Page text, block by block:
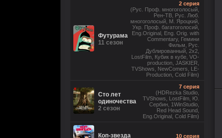
80
1 2 3 4 5
Футурама
11 сезон
2 серия
(Рус. Проф. многоголосый,
Рен-ТВ, Рус. Люб.
многоголосый, М. Яроцкий,
Укр. Проф. багатоголосий,
Eng.Original, Eng. Orig. with
Commentary, Гемини
Фильм, Рус.
Дублированный, 2x2,
LostFilm, Кубик в кубе, VO-
production, JASKIER,
TVShows, NewComers, LE-
Production, Cold Film)
Сто лет
одиночества
2 сезон
7 серия
(HDRezka Studio,
TVShows, LostFilm, Ю.
Сербин, 1WinStudio,
Red Head Sound,
Eng.Original, Cold Film)
Коп-звезда
10 серия